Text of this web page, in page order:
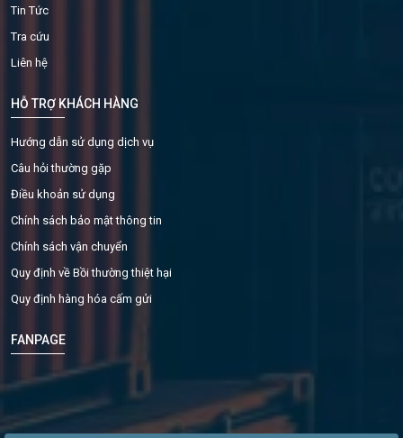
Tin Tức
Tra cứu
Liên hệ
HỖ TRỢ KHÁCH HÀNG
Hướng dẫn sử dụng dịch vụ
Câu hỏi thường gặp
Điều khoản sử dụng
Chính sách bảo mật thông tin
Chính sách vận chuyển
Quy định về Bồi thường thiệt hại
Quy định hàng hóa cấm gửi
FANPAGE